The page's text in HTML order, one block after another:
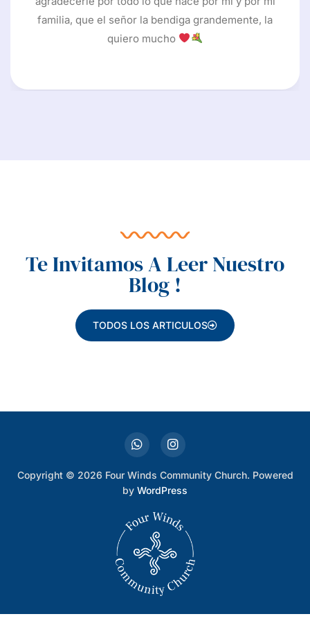
y estoy muy
familia, que el señor la
Te Invitamos A Leer Nuestro
Blog !
TODOS LOS ARTICULOS
Copyright © 2026 Four Winds Community Church. Powered
by WordPress